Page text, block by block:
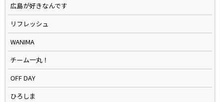
広島が好きなんです
リフレッシュ
WANIMA
チーム一丸！
OFF DAY
ひろしま